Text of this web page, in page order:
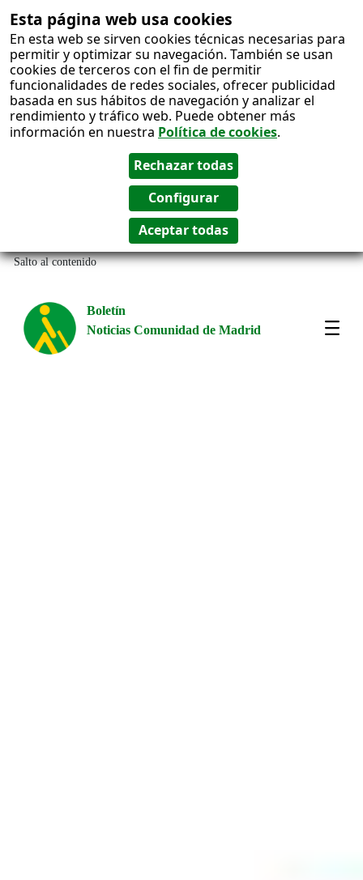
Esta página web usa cookies
En esta web se sirven cookies técnicas necesarias para
permitir y optimizar su navegación. También se usan
cookies de terceros con el fin de permitir
funcionalidades de redes sociales, ofrecer publicidad
basada en sus hábitos de navegación y analizar el
rendimiento y tráfico web. Puede obtener más
información en nuestra Política de cookies.
Salto al contenido
Boletín
Noticias Comunidad de Madrid